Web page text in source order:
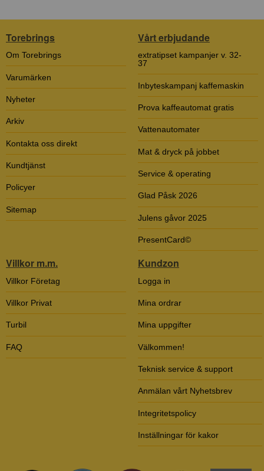
Torebrings
Om Torebrings
Varumärken
Nyheter
Arkiv
Kontakta oss direkt
Kundtjänst
Policyer
Sitemap
Vårt erbjudande
extratipset kampanjer v. 32-
37
Inbyteskampanj kaffemaskin
Prova kaffeautomat gratis
Vattenautomater
Mat & dryck på jobbet
Service & operating
Glad Påsk 2026
Julens gåvor 2025
PresentCard©
Villkor m.m.
Villkor Företag
Villkor Privat
Turbil
FAQ
Kundzon
Logga in
Mina ordrar
Mina uppgifter
Välkommen!
Teknisk service & support
Anmälan vårt Nyhetsbrev
Integritetspolicy
Inställningar för kakor